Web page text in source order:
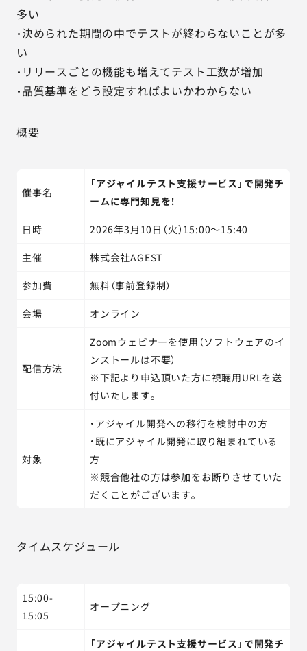
多い
・決められた期間の中でテストが終わらないことが多
い
・リリースごとの機能も増えてテスト工数が増加
・品質基準をどう設定すればよいかわからない
概要
催事名
「アジャイルテスト支援サービス」で開発チ
ームに専門知見を！
日時 2026年3月10日（火）15:00～15:40
主催 株式会社AGEST
参加費 無料（事前登録制）
会場 オンライン
配信方法
Zoomウェビナーを使用（ソフトウェアのイ
ンストールは不要）
※下記より申込頂いた方に視聴用URLを送
付いたします。
対象
・アジャイル開発への移行を検討中の方
・既にアジャイル開発に取り組まれている
方
※競合他社の方は参加をお断りさせていた
だくことがございます。
タイムスケジュール
15:00-
15:05
オープニング
「アジャイルテスト支援サービス」で開発チ